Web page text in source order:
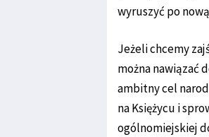
wyruszyć po
Jeżeli chcemy
można nawiązać
ambitny cel
na Księżycu i
ogólnomiejskiej